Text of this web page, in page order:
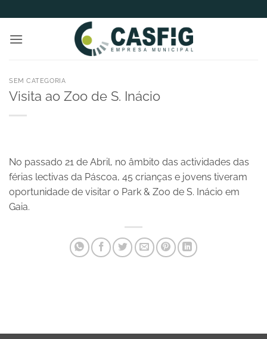
to
content
SEM CATEGORIA
Visita ao Zoo de S. Inácio
No passado 21 de Abril, no âmbito das actividades das
férias lectivas da Páscoa, 45 crianças e jovens tiveram
oportunidade de visitar o Park & Zoo de S. Inácio em
Gaia.